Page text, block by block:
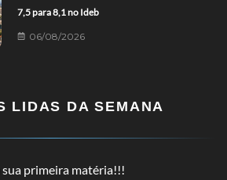
7,5 para 8,1 no Ideb
06/08/2026
LIDAS DA SEMANA
sua primeira matéria!!!